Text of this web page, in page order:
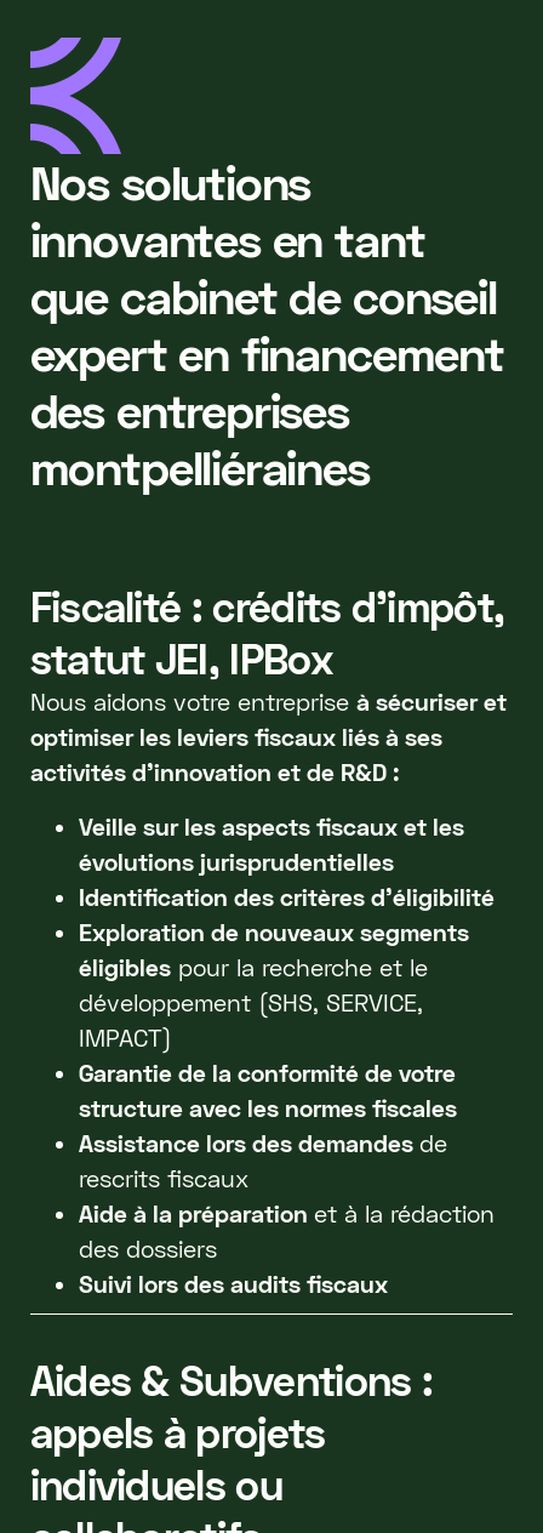
Nos solutions
innovantes en tant
que cabinet de conseil
expert en financement
des entreprises
montpelliéraines
Fiscalité : crédits d’impôt,
statut JEI, IPBox
Nous aidons votre entreprise à sécuriser et
optimiser les leviers fiscaux liés à ses
activités d’innovation et de R&D :
Veille sur les aspects fiscaux et les
évolutions jurisprudentielles
Identification des critères d'éligibilité
Exploration de nouveaux segments
éligiblespour la recherche et le
développement (SHS, SERVICE,
IMPACT)
Garantie de la conformité de votre
structure avec les normes fiscales
Assistance lors des demandes de
rescrits fiscaux
Aide à la préparation et à la rédaction
des dossiers
Suivi lors des audits fiscaux
Aides & Subventions :
appels à projets
individuels ou